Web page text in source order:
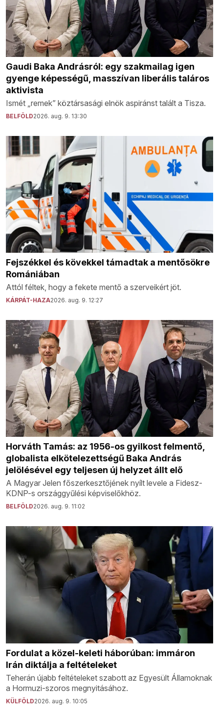
Gaudi Baka Andrásról: egy szakmailag igen
gyenge képességű, masszívan liberális taláros
aktivista
Ismét „remek” köztársasági elnök aspiránst talált a Tisza.
BELFÖLD2026. aug. 9. 13:30
Fejszékkel és kövekkel támadtak a mentősökre
Romániában
Attól féltek, hogy a fekete mentő a szerveikért jöt.
KÁRPÁT-HAZA2026. aug. 9. 12:27
Horváth Tamás: az 1956-os gyilkost felmentő,
globalista elkötelezettségű Baka András
jelölésével egy teljesen új helyzet állt elő
A Magyar Jelen főszerkesztőjének nyílt levele a Fidesz-
KDNP-s országgyűlési képviselőkhöz.
BELFÖLD2026. aug. 9. 11:02
Fordulat a közel-keleti háborúban: immáron
Irán diktálja a feltételeket
Teherán újabb feltételeket szabott az Egyesült Államoknak
a Hormuzi-szoros megnyitásához.
KÜLFÖLD2026. aug. 9. 10:05